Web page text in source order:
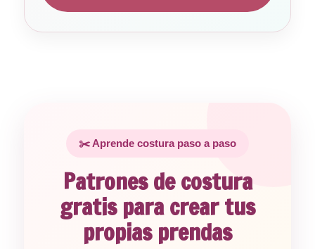
✂️ Aprende costura paso a paso
Patrones de costura
gratis para crear tus
propias prendas